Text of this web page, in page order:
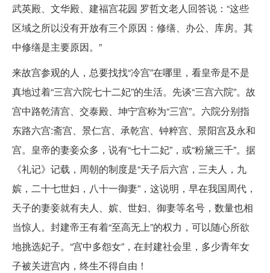
武英殿、文华殿、建福宫花园 罗哲文老人回答说：“这些
区域之所以没有开放有三个原因：修缮、办公、库房。其
中修缮是主要原因。”
来故宫参观的人，总要找找“冷宫”在哪里，看皇帝是不是
真地过着“三宫六院七十二妃”的生活。先谈“三宫六院”。故
宫中路乾清宫、交泰殿、坤宁宫称为“三宫”。六院分别指
东路六宫:斋宫、景仁宫、承乾宫、钟粹宫、景阳宫及永和
宫。皇帝的妻妾众多，说有“七十二妃”，或“粉黛三千”。据
《礼记》记载，周朝的制度是“天子后六宫，三夫人，九
嫔，二十七世妇，八十一御妻”，这说明，早在我国周代，
天子的妻妾就有夫人、嫔、世妇、御妻等名号，数量也相
当惊人。封建帝王有着“至高无上”的权力，可以随心所欲
地挑选妃子。“宫中多怨女”，在封建社会里，多少青年女
子被关进宫内，终生不得自由！